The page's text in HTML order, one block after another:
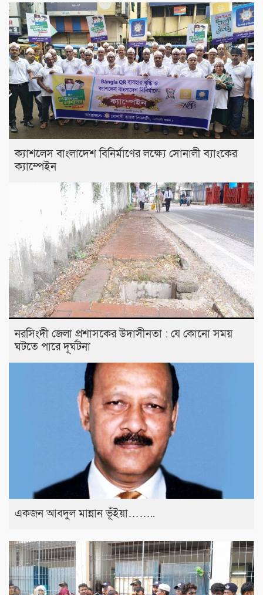
ক্যাশলেস বাংলাদেশ বিনির্মাণের লক্ষ্যে সোনালী ব্যাংকের
ক্যাম্পেইন
নরসিংদী জেলা প্রশাসকের উদাসীনতা : যে কোনো সময়
ঘটতে পারে দূর্ঘটনা
একজন আবদুল মান্নান ভূঁইয়া……..